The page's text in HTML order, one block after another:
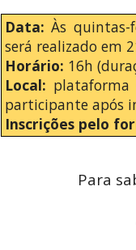
Data:Às quintas-
será realizado em
Horário: 16h
Local: plataforma
participante após
Inscrições pelo
Para